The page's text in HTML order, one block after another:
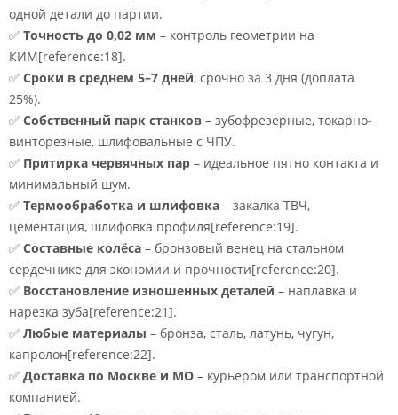
одной детали до партии.
✅ Точность до 0,02 мм – контроль геометрии на
КИМ[reference:18].
✅ Сроки в среднем 5–7 дней, срочно за 3 дня (доплата
25%).
✅ Собственный парк станков – зубофрезерные, токарно-
винторезные, шлифовальные с ЧПУ.
✅ Притирка червячных пар – идеальное пятно контакта и
минимальный шум.
✅ Термообработка и шлифовка – закалка ТВЧ,
цементация, шлифовка профиля[reference:19].
✅ Составные колёса – бронзовый венец на стальном
сердечнике для экономии и прочности[reference:20].
✅ Восстановление изношенных деталей – наплавка и
нарезка зуба[reference:21].
✅ Любые материалы – бронза, сталь, латунь, чугун,
капролон[reference:22].
✅ Доставка по Москве и МО – курьером или транспортной
компанией.